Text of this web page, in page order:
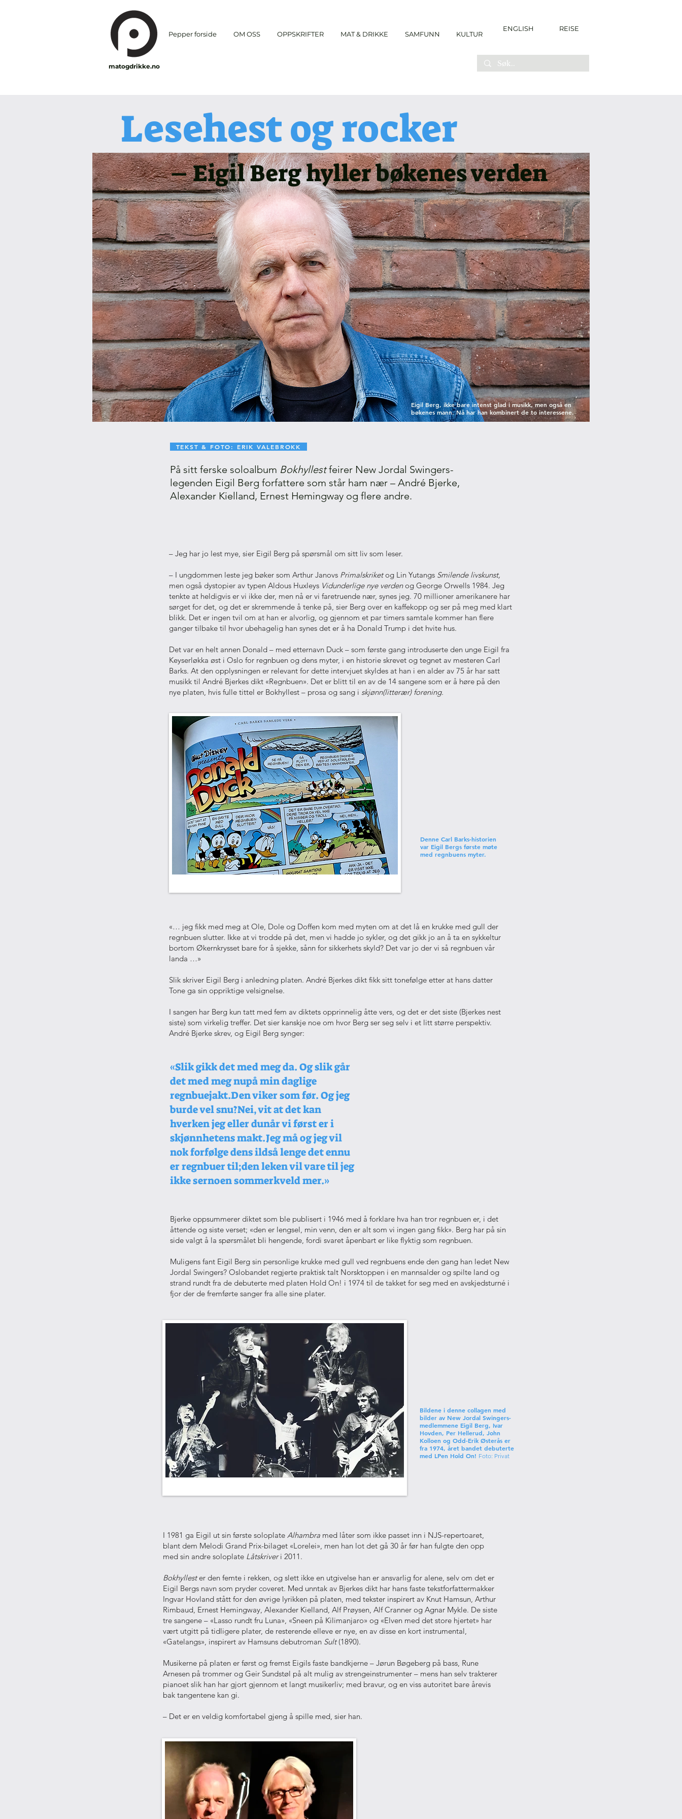
Pepper forside OM OSS OPPSKRIFTER MAT & DRIKKE SAMFUNN KULTUR
ENGLISH REISE
matogdrikke.no
Lesehest og rocker
– Eigil Berg hyller bøkenes verden
Eigil Berg, ikke bare intenst glad i musikk, men også en
bøkenes mann. Nå har han kombinert de to interessene.
TEKST & FOTO: ERIK VALEBROKK
På sitt ferske soloalbum Bokhyllestfeirer New Jordal Swingers-
legenden Eigil Berg forfattere som står ham nær – André Bjerke,
Alexander Kielland, Ernest Hemingway og flere andre.
– Jeg har jo lest mye, sier Eigil Berg på spørsmål om sitt liv som leser.
– I ungdommen leste jeg bøker som Arthur Janovs Primalskriketog Lin Yutangs Smilende livskunst,
men også dystopier av typen Aldous Huxleys Vidunderlige nye verdenog George Orwells 1984. Jeg
tenkte at heldigvis er vi ikke der, men nå er vi faretruende nær, synes jeg. 70 millioner amerikanere har
sørget for det, og det er skremmende å tenke på, sier Berg over en kaffekopp og ser på meg med klart
blikk. Det er ingen tvil om at han er alvorlig, og gjennom et par timers samtale kommer han flere
ganger tilbake til hvor ubehagelig han synes det er å ha Donald Trump i det hvite hus.
Det var en helt annen Donald – med etternavn Duck – som første gang introduserte den unge Eigil fra
Keyserløkka øst i Oslo for regnbuen og dens myter, i en historie skrevet og tegnet av mesteren Carl
Barks. At den opplysningen er relevant for dette intervjuet skyldes at han i en alder av 75 år har satt
musikk til André Bjerkes dikt «Regnbuen». Det er blitt til en av de 14 sangene som er å høre på den
nye platen, hvis fulle tittel er Bokhyllest – prosa og sang i skjønn(litterær) forening.
Denne Carl Barks-historien
var Eigil Bergs første møte
med regnbuens myter.
«… jeg fikk med meg at Ole, Dole og Doffen kom med myten om at det lå en krukke med gull der
regnbuen slutter. Ikke at vi trodde på det, men vi hadde jo sykler, og det gikk jo an å ta en sykkeltur
bortom Økernkrysset bare for å sjekke, sånn for sikkerhets skyld? Det var jo der vi så regnbuen vår
landa …»
Slik skriver Eigil Berg i anledning platen. André Bjerkes dikt fikk sitt tonefølge etter at hans datter
Tone ga sin oppriktige velsignelse.
I sangen har Berg kun tatt med fem av diktets opprinnelig åtte vers, og det er det siste (Bjerkes nest
siste) som virkelig treffer. Det sier kanskje noe om hvor Berg ser seg selv i et litt større perspektiv.
André Bjerke skrev, og Eigil Berg synger:
«Slik gikk det med meg da. Og slik går
det med meg nupå min daglige
regnbuejakt.Den viker som før. Og jeg
burde vel snu?Nei, vit at det kan
hverken jeg eller dunår vi først er i
skjønnhetens makt.Jeg må og jeg vil
nok forfølge dens ildså lenge det ennu
er regnbuer til;den leken vil vare til jeg
ikke sernoen sommerkveld mer.»
Bjerke oppsummerer diktet som ble publisert i 1946 med å forklare hva han tror regnbuen er, i det
åttende og siste verset; «den er lengsel, min venn, den er alt som vi ingen gang fikk». Berg har på sin
side valgt å la spørsmålet bli hengende, fordi svaret åpenbart er like flyktig som regnbuen.
Muligens fant Eigil Berg sin personlige krukke med gull ved regnbuens ende den gang han ledet New
Jordal Swingers? Oslobandet regjerte praktisk talt Norsktoppen i en mannsalder og spilte land og
strand rundt fra de debuterte med platen Hold On! i 1974 til de takket for seg med en avskjedsturné i
fjor der de fremførte sanger fra alle sine plater.
Bildene i denne collagen med
bilder av New Jordal Swingers-
medlemmene Eigil Berg, Ivar
Hovden, Per Hellerud, John
Kolloen og Odd-Erik Østerås er
fra 1974, året bandet debuterte
med LPen Hold On! Foto: Privat
I 1981 ga Eigil ut sin første soloplate Alhambra med låter som ikke passet inn i NJS-repertoaret,
blant dem Melodi Grand Prix-bilaget «Lorelei», men han lot det gå 30 år før han fulgte den opp
med sin andre soloplate Låtskriveri 2011.
Bokhyllester den femte i rekken, og slett ikke en utgivelse han er ansvarlig for alene, selv om det er
Eigil Bergs navn som pryder coveret. Med unntak av Bjerkes dikt har hans faste tekstforfattermakker
Ingvar Hovland stått for den øvrige lyrikken på platen, med tekster inspirert av Knut Hamsun, Arthur
Rimbaud, Ernest Hemingway, Alexander Kielland, Alf Prøysen, Alf Cranner og Agnar Mykle. De siste
tre sangene – «Lasso rundt fru Luna», «Sneen på Kilimanjaro» og «Elven med det store hjertet» har
vært utgitt på tidligere plater, de resterende elleve er nye, en av disse en kort instrumental,
«Gatelangs», inspirert av Hamsuns debutroman Sult(1890).
Musikerne på platen er først og fremst Eigils faste bandkjerne – Jørun Bøgeberg på bass, Rune
Arnesen på trommer og Geir Sundstøl på alt mulig av strengeinstrumenter – mens han selv trakterer
pianoet slik han har gjort gjennom et langt musikerliv; med bravur, og en viss autoritet bare årevis
bak tangentene kan gi.
– Det er en veldig komfortabel gjeng å spille med, sier han.